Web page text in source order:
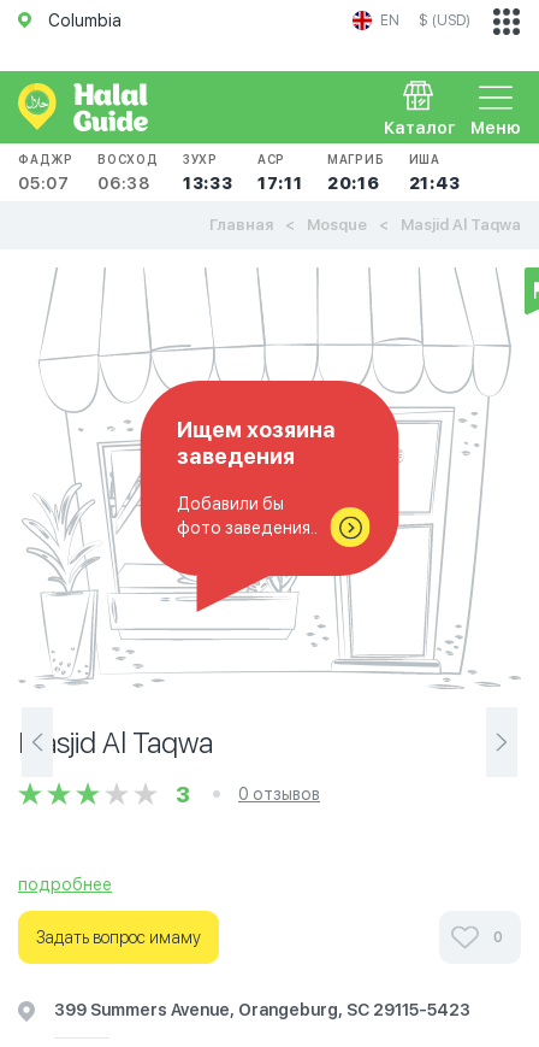
Columbia EN $ (USD)
Меню
Каталог
ФАДЖР
05:07
ВОСХОД
06:38
ЗУХР
13:33
АСР
17:11
МАГРИБ
20:16
ИША
21:43
Главная Mosque Masjid Al Taqwa
Ищем хозяина
заведения
Добавили бы
фото заведения..
Masjid Al Taqwa
3 0 отзывов
подробнее
Задать вопрос имаму 0
399 Summers Avenue, Orangeburg, SC 29115-5423